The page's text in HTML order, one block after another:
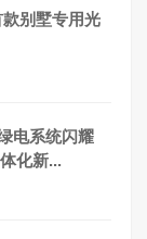
别墅专用光
电系统闪耀
化新...